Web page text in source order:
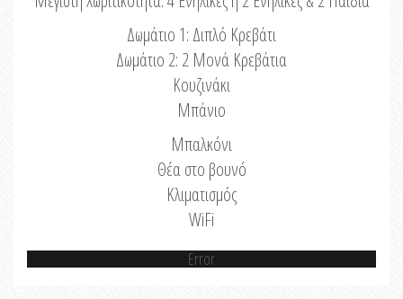
Δωμάτιο 1: Διπλό Κρεβάτι
Δωμάτιο 2: 2 Μονά Κρεβάτια
Κουζινάκι
Μπάνιο
Μπαλκόνι
Θέα στο βουνό
Κλιματισμός
WiFi
Error